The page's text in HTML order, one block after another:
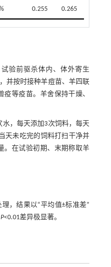
0.255 0.265
验前驱杀体内、体外寄生
并按时接种羊痘苗、羊四联
疫等疫苗。羊舍保持干燥、
，每天添加3次饲料，每天
天未吃完的饲料打扫干净并
。在试验初期、末期称取羊
理，结果以“平均值±标准差”
P<0.01差异极显著。